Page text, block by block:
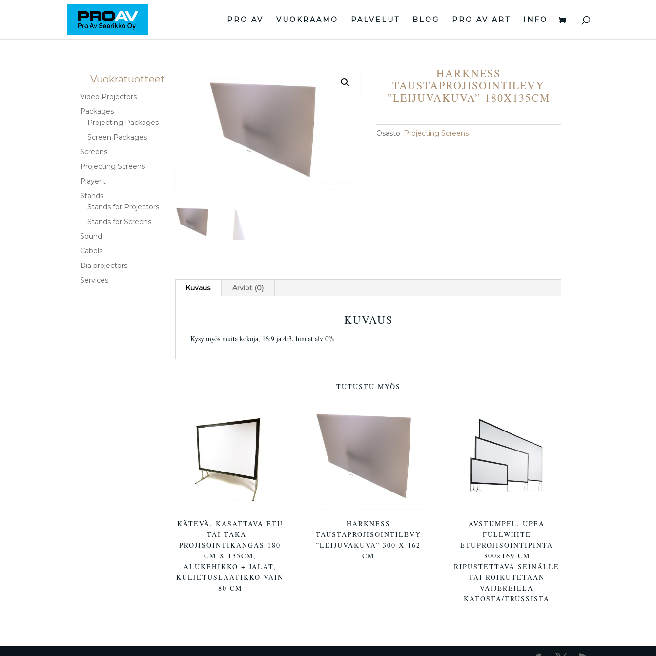
PRO AV VUOKRAAMO PALVELUT BLOG PRO AV ART INFO
HARKNESS
TAUSTAPROJISOINTILEVY
”LEIJUVAKUVA” 180X135CM
Osasto: Projecting Screens
Kuvaus Arviot (0)
KUVAUS
Kysy myös muita kokoja, 16:9 ja 4:3, hinnat alv 0%
TUTUSTU MYÖS
KÄTEVÄ, KASATTAVA ETU
TAI TAKA -
PROJISOINTIKANGAS 180
CM X 135CM,
ALUKEHIKKO + JALAT,
KULJETUSLAATIKKO VAIN
80 CM
HARKNESS
TAUSTAPROJISOINTILEVY
”LEIJUVAKUVA” 300 X 162
CM
AVSTUMPFL, UPEA
FULLWHITE
ETUPROJISOINTIPINTA
300×169 CM
RIPUSTETTAVA SEINÄLLE
TAI ROIKUTETAAN
VAIJEREILLA
KATOSTA/TRUSSISTA
Vuokratuotteet
Video Projectors
Packages
Projecting Packages
Screen Packages
Screens
Projecting Screens
Playerit
Stands
Stands for Projectors
Stands for Screens
Sound
Cabels
Dia projectors
Services